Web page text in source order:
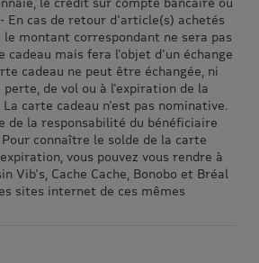
En cas de retour d'article(s) achetés
le montant correspondant ne sera pas
cadeau mais fera l'objet d'un échange
cadeau ne peut être échangée, ni
perte, de vol ou à l'expiration de la
carte cadeau n'est pas nominative.
de la responsabilité du bénéficiaire
connaître le solde de la carte
vous pouvez vous rendre à
Vib's, Cache Cache, Bonobo et Bréal
sites internet de ces mêmes